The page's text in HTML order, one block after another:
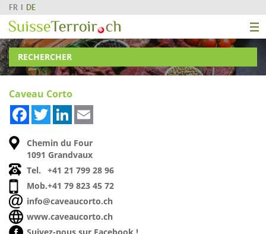
FR DE
RECHERCHER
Caveau Corto
FacebookTwitterLinkedIn
Chemin du Four
1091 Grandvaux
Tel.
+41 21 799 28 96
Mob.+41 79 823 45 72
info@caveaucorto.ch
www.caveaucorto.ch